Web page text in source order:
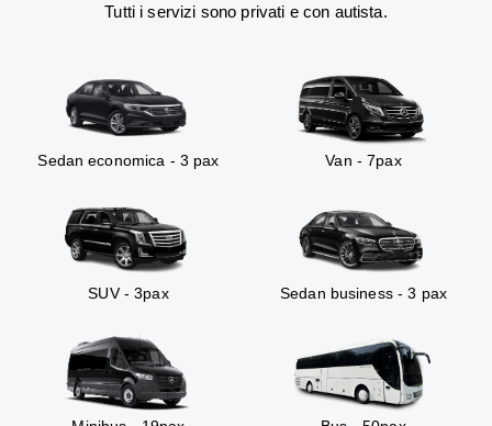
Tutti i servizi sono privati e con autista.
Sedan economica - 3 pax Van - 7pax
SUV - 3pax Sedan business - 3 pax